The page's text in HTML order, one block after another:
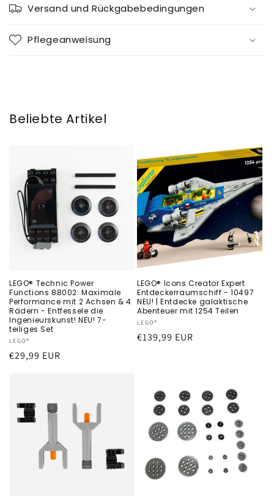
Versand und Rückgabebedingungen
Pflegeanweisung
Beliebte Artikel
LEGO® Technic Power
Functions 88002: Maximale
Performance mit 2 Achsen & 4
Rädern - Entfessele die
Ingenieurskunst! NEU! 7-
teiliges Set
Anbieter:
LEGO®
Normaler
€29,99 EUR
LEGO® Icons Creator Expert
Entdeckerraumschiff - 10497
NEU! | Entdecke galaktische
Abenteuer mit 1254 Teilen
Anbieter:
LEGO®
Normaler
€139,99 EUR